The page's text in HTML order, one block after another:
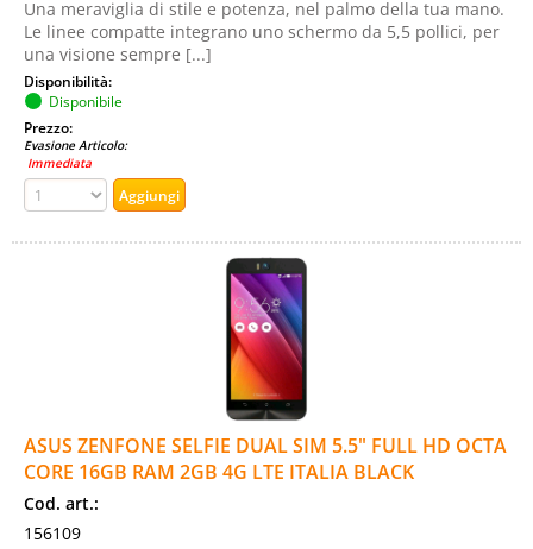
Una meraviglia di stile e potenza, nel palmo della tua mano.
Le linee compatte integrano uno schermo da 5,5 pollici, per
una visione sempre [...]
Disponibilità:
Disponibile
Prezzo:
Evasione Articolo:
Immediata
ASUS ZENFONE SELFIE DUAL SIM 5.5" FULL HD OCTA
CORE 16GB RAM 2GB 4G LTE ITALIA BLACK
Cod. art.:
156109